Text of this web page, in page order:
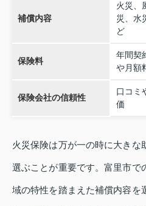
補償内容
火災、
災、水
ど
保険料
年間契
や月額
保険会社の信頼性
口コミ
価
火災保険は万が一の時に大きな
選ぶことが重要です。富里市で
域の特性を踏まえた補償内容を